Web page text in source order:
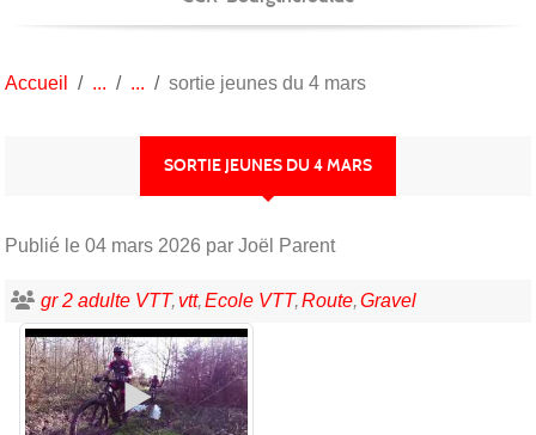
Accueil sortie jeunes du 4 mars
SORTIE JEUNES DU 4 MARS
Publié le 04 mars 2026 par Joël Parent
gr 2 adulte VTT vtt Ecole VTT Route Gravel